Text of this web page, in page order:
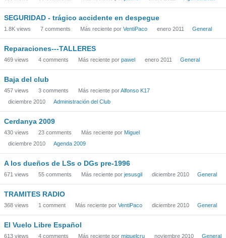
SEGURIDAD - trágico accidente en despegue
1.8K views 7 comments Más reciente por VentiPaco enero 2011 General
Reparaciones---TALLERES
469 views 4 comments Más reciente por pawel enero 2011 General
Baja del club
457 views 3 comments Más reciente porAlfonso K17
diciembre 2010
Administración del Club
Cerdanya 2009
430 views 23 comments Más reciente por Miguel
diciembre 2010
Agenda 2009
A los dueños de LSs o DGs pre-1996
671 views 55 comments Más reciente por jesusgil diciembre 2010 General
TRAMITES RADIO
368 views 1 comment Más reciente por VentiPaco diciembre 2010 General
El Vuelo Libre Español
613 views 4 comments Más reciente por miguelcru noviembre 2010 General